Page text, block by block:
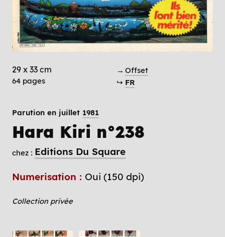
29 x 33 cm
64 pages
→ Offset
↪ FR
Parution en juillet 1981
Hara Kiri n°238
chez : Editions Du Square
Numerisation : Oui (150 dpi)
Collection privée